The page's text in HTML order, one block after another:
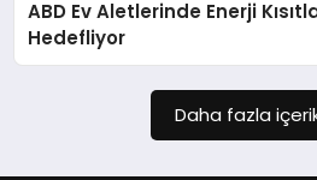
SIYASET
ABD Ev Aletlerinde Enerji
Hedefliyor
Daha fazla